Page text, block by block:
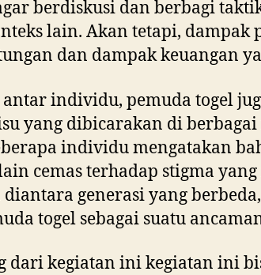
berdiskusi dan berbagi
lain. Akan tetapi,
dan dampak keuangan
individu, pemuda togel
yang dibicarakan di
individu mengatakan
cemas terhadap stigma
generasi yang
togel sebagai suatu
dari kegiatan ini kegiatan ini